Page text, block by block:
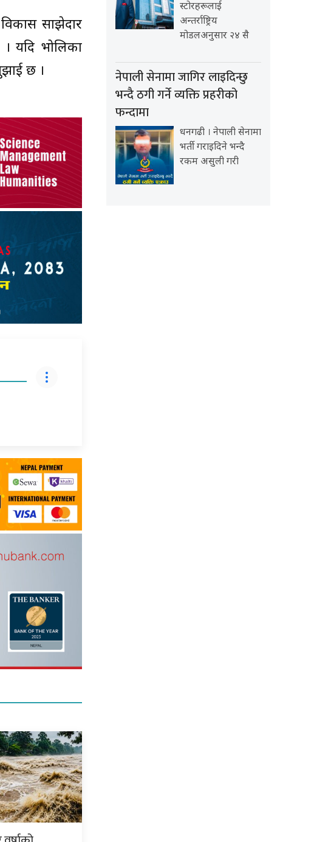
साझेदार
यदि भोलिका
छ ।
स्टोरहरूलाई
अन्तर्राष्ट्रिय
मोडलअनुसार २४ सै
नेपाली सेनामा जागिर लाइदिन्छु
भन्दै ठगी गर्ने व्यक्ति प्रहरीको
फन्दामा
धनगढी । नेपाली सेनामा
भर्ती गराइदिने भन्दै
रकम असुली गरी